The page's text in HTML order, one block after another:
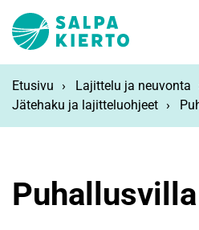
Etusivu
Lajittelu ja neuvonta
Jätehaku ja lajitteluohjeet
Puhallusvilla